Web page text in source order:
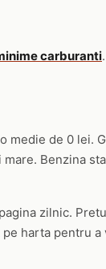
carburanti.
medie de 0 lei.
Benzina
zilnic.
harta pentru